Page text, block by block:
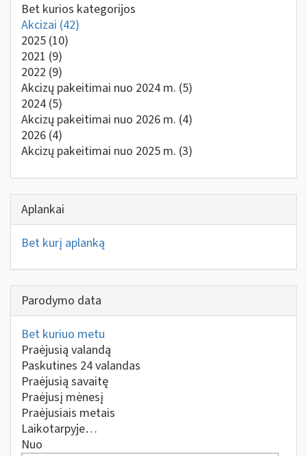
Bet kurios kategorijos
Akcizai (42)
2025 (10)
2021 (9)
2022 (9)
Akcizų pakeitimai nuo 2024 m. (5)
2024 (5)
Akcizų pakeitimai nuo 2026 m. (4)
2026 (4)
Akcizų pakeitimai nuo 2025 m. (3)
Aplankai
Bet kurį aplanką
Parodymo data
Bet kuriuo metu
Praėjusią valandą
Paskutines 24 valandas
Praėjusią savaitę
Praėjusį mėnesį
Praėjusiais metais
Laikotarpyje…
Nuo